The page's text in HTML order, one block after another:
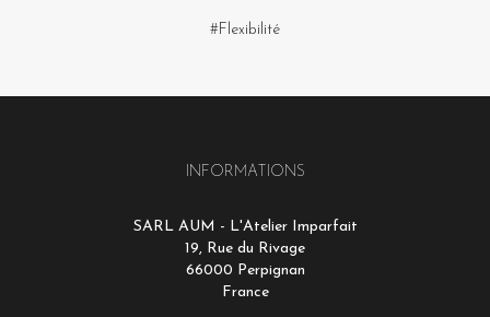
#Flexibilité
INFORMATIONS
SARL AUM - L'Atelier Imparfait
19, Rue du Rivage
66000 Perpignan
France